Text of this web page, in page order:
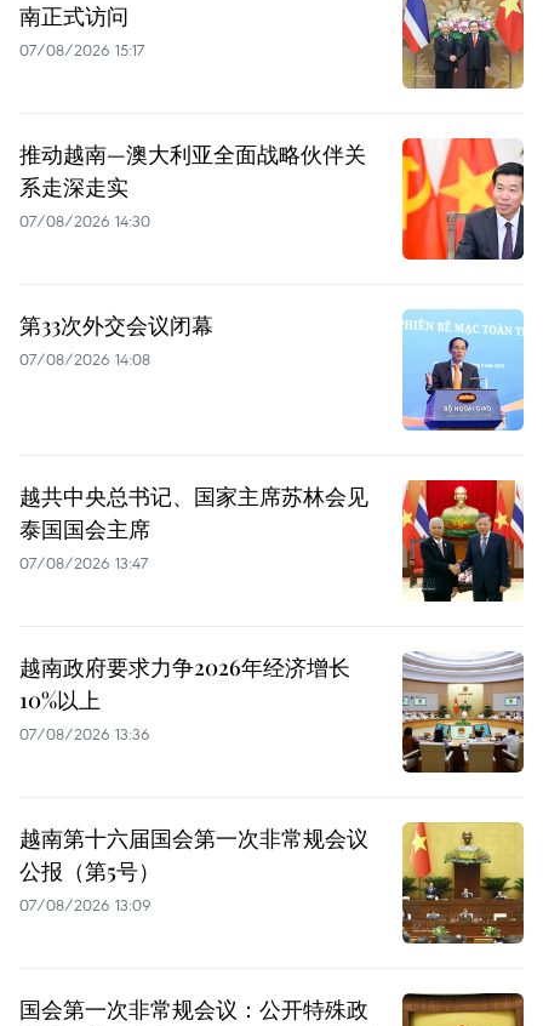
南正式访问
07/08/2026 15:17
推动越南—澳大利亚全面战略伙伴关
系走深走实
07/08/2026 14:30
第33次外交会议闭幕
07/08/2026 14:08
越共中央总书记、国家主席苏林会见
泰国国会主席
07/08/2026 13:47
越南政府要求力争2026年经济增长
10%以上
07/08/2026 13:36
越南第十六届国会第一次非常规会议
公报（第5号）
07/08/2026 13:09
国会第一次非常规会议：公开特殊政